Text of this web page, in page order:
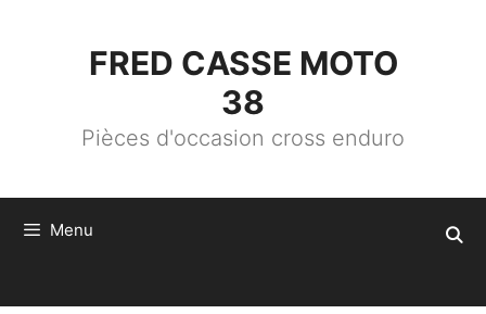
FRED CASSE MOTO
38
Pièces d'occasion cross enduro
Menu